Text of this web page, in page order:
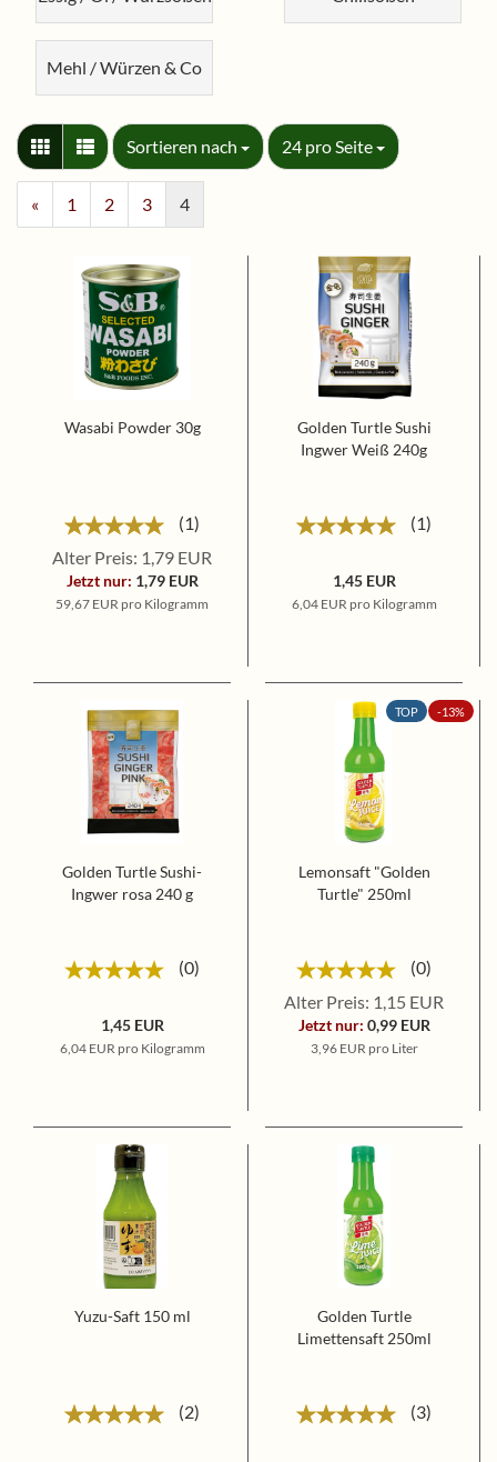
Mehl / Würzen & Co
Sortieren nach
Sortieren nach 24 pro Seite
pro Seite
« 1 2 3 4
Wasabi Powder 30g
1
Alter Preis: 1,79 EUR
Jetzt nur: 1,79 EUR
59,67 EUR pro Kilogramm
Golden Turtle Sushi
Ingwer Weiß 240g
1
1,45 EUR
6,04 EUR pro Kilogramm
Golden Turtle Sushi-
Ingwer rosa 240 g
0
1,45 EUR
6,04 EUR pro Kilogramm
TOP -13%
Lemonsaft "Golden
Turtle" 250ml
0
Alter Preis: 1,15 EUR
Jetzt nur: 0,99 EUR
3,96 EUR pro Liter
Yuzu-Saft 150 ml
2
Golden Turtle
Limettensaft 250ml
3